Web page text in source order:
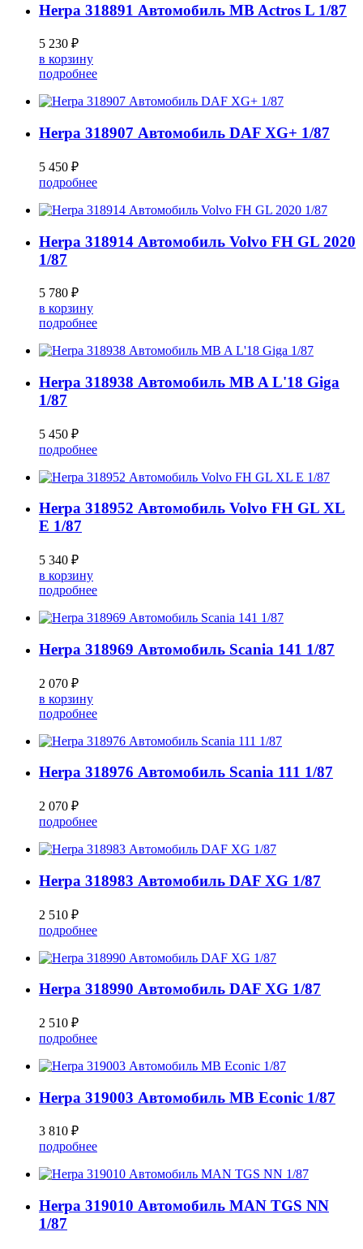
Herpa 318891 Автомобиль MB Actros L 1/87
5 230 ₽
в корзину
подробнее
Herpa 318907 Автомобиль DAF XG+ 1/87
5 450 ₽
подробнее
Herpa 318914 Автомобиль Volvo FH GL 2020
1/87
5 780 ₽
в корзину
подробнее
Herpa 318938 Автомобиль MB A L'18 Giga
1/87
5 450 ₽
подробнее
Herpa 318952 Автомобиль Volvo FH GL XL
E 1/87
5 340 ₽
в корзину
подробнее
Herpa 318969 Автомобиль Scania 141 1/87
2 070 ₽
в корзину
подробнее
Herpa 318976 Автомобиль Scania 111 1/87
2 070 ₽
подробнее
Herpa 318983 Автомобиль DAF XG 1/87
2 510 ₽
подробнее
Herpa 318990 Автомобиль DAF XG 1/87
2 510 ₽
подробнее
Herpa 319003 Автомобиль MB Econic 1/87
3 810 ₽
подробнее
Herpa 319010 Автомобиль MAN TGS NN
1/87